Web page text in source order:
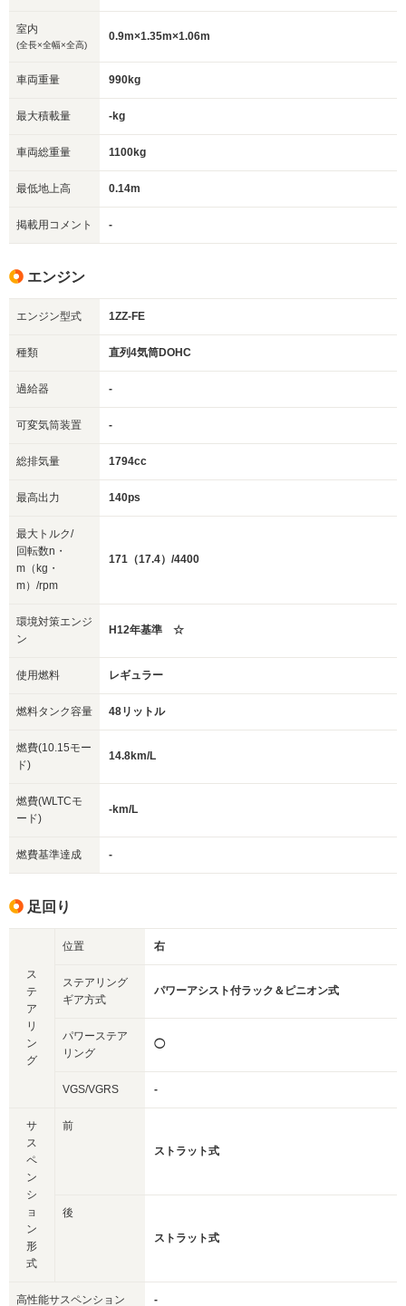
室内
(全長×全幅×全高)
0.9m×1.35m×1.06m
車両重量 990kg
最大積載量 -kg
車両総重量 1100kg
最低地上高 0.14m
掲載用コメント -
エンジン
エンジン型式 1ZZ-FE
種類 直列4気筒DOHC
過給器 -
可変気筒装置 -
総排気量 1794cc
最高出力 140ps
最大トルク/
回転数n・
m（kg・
m）/rpm
171（17.4）/4400
環境対策エンジ
ン
H12年基準 ☆
使用燃料 レギュラー
燃料タンク容量 48リットル
燃費(10.15モー
ド)
14.8km/L
燃費(WLTCモ
ード)
-km/L
燃費基準達成 -
足回り
ス
テ
ア
リ
ン
グ
位置 右
ステアリング
ギア方式
パワーアシスト付ラック＆ピニオン式
パワーステア
リング
◯
VGS/VGRS -
サ
ス
ペ
ン
シ
ョ
ン
形
式
前
ストラット式
後
ストラット式
高性能サスペンション -